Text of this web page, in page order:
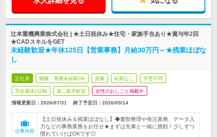
辻本重機興業株式会社 | ★土日祝休み★住宅・家族手当あり★賞与年2回
★CADスキルをGET
未経験歓迎★年休125日【営業事務】月給30万円～★残業ほぼな
し
正社員 職種・業種未経験OK 急募 転勤なし 学歴不問
完全週休2日制 第二新卒歓迎 女性のおしごと掲載中
情報更新日：2026/07/31 終了予定日： 2026/09/14
仕事内容
【土日祝休み＆残業ほぼなし】◆書類整理や発注業務、データ入
力などの事務業務をお任せ★まずは先輩と一緒に挑戦！少しずつ
慣れていけばOKです◎